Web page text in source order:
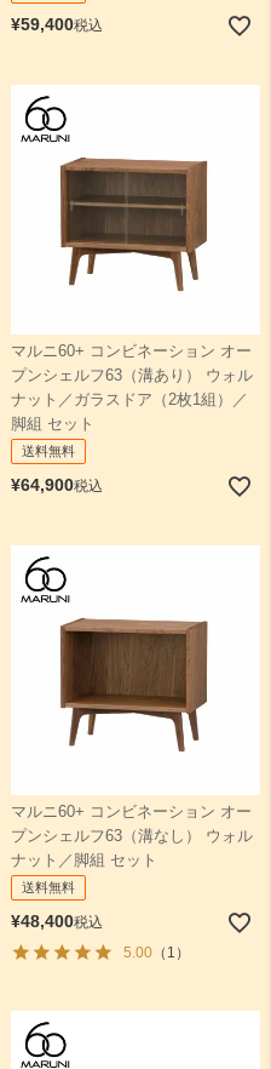
¥59,400税込
マルニ60+ コンビネーション オー
プンシェルフ63（溝あり） ウォル
ナット／ガラスドア（2枚1組）／
脚組 セット
送料無料
¥64,900税込
マルニ60+ コンビネーション オー
プンシェルフ63（溝なし） ウォル
ナット／脚組 セット
送料無料
¥48,400税込
5.00（1）